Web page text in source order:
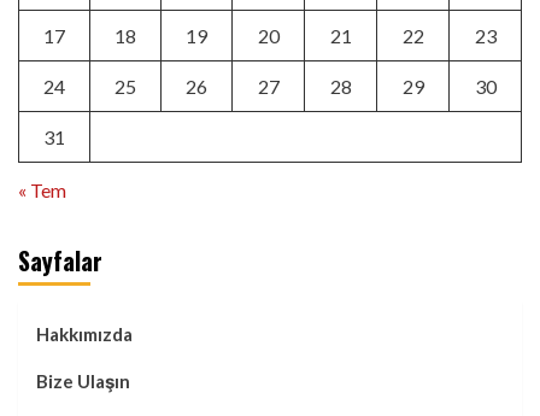
17 18 19 20 21 22 23
24 25 26 27 28 29 30
31
« Tem
Sayfalar
Hakkımızda
Bize Ulaşın